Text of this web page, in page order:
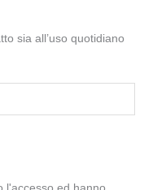
sia all’uso quotidiano